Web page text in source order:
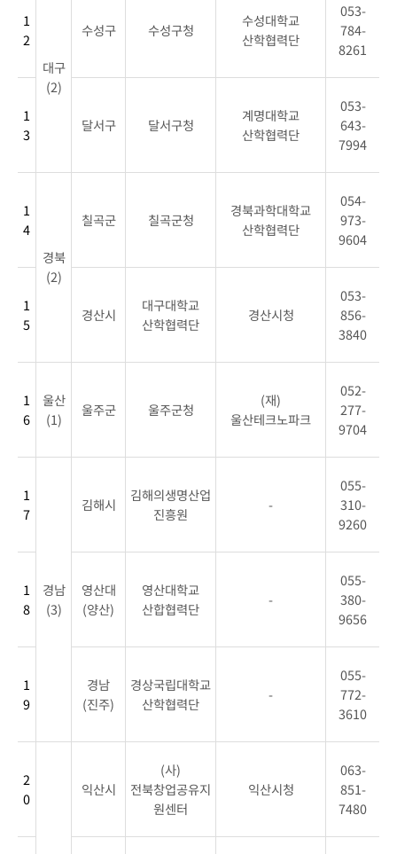
1
2
대구
(2)
수성구 수성구청
수성대학교
산학협력단
053-
784-
8261
1
3
달서구 달서구청
계명대학교
산학협력단
053-
643-
7994
1
4
경북
(2)
칠곡군 칠곡군청
경북과학대학교
산학협력단
054-
973-
9604
1
5
경산시
대구대학교
산학협력단
경산시청
053-
856-
3840
1
6
울산
(1)
울주군 울주군청
(재)
울산테크노파크
052-
277-
9704
1
7
경남
(3)
김해시
김해의생명산업
진흥원
-
055-
310-
9260
1
8
영산대
(양산)
영산대학교
산합협력단
-
055-
380-
9656
1
9
경남
(진주)
경상국립대학교
산학협력단
-
055-
772-
3610
2
0
익산시
(사)
전북창업공유지
원센터
익산시청
063-
851-
7480